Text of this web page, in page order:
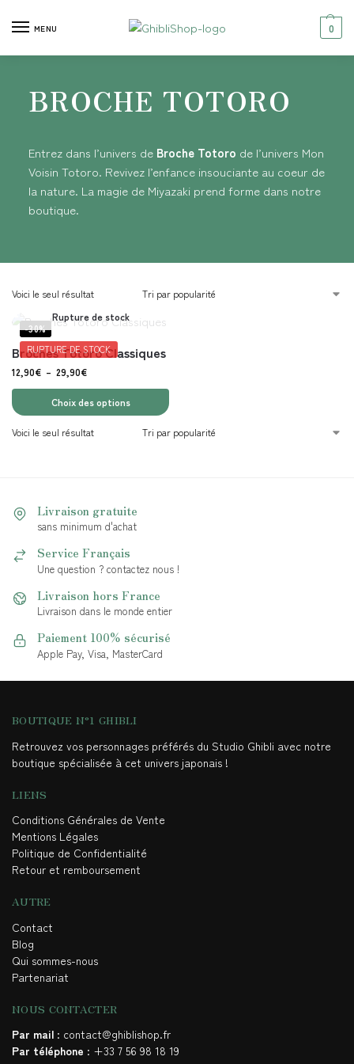
MENU 0
BROCHE TOTORO
Entrez dans l’univers de Broche Totoro de l’univers Mon
Voisin Totoro. Revivez l’enfance insouciante au coeur de
la nature. La magie de Miyazaki prend forme dans notre
boutique.
Voici le seul résultat
-30%
RUPTURE DE STOCK
Rupture de stock
Broches Totoro Classiques
12,90€ – 29,90€
Choix des options
Voici le seul résultat
Livraison gratuite
sans minimum d'achat
Service Français
Une question ? contactez nous !
Livraison hors France
Livraison dans le monde entier
Paiement 100% sécurisé
Apple Pay, Visa, MasterCard
BOUTIQUE N°1 GHIBLI
Retrouvez vos personnages préférés du Studio Ghibli avec notre
boutique spécialisée à cet univers japonais !
LIENS
Conditions Générales de Vente
Mentions Légales
Politique de Confidentialité
Retour et remboursement
AUTRE
Contact
Blog
Qui sommes-nous
Partenariat
NOUS CONTACTER
Par mail : contact@ghiblishop.fr
Par téléphone : +33 7 56 98 18 19